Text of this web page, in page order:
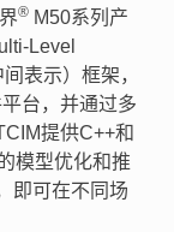
®M50系列产
Level
表示）框架，
台，并通过多
提供C++和
模型优化和推
即可在不同场